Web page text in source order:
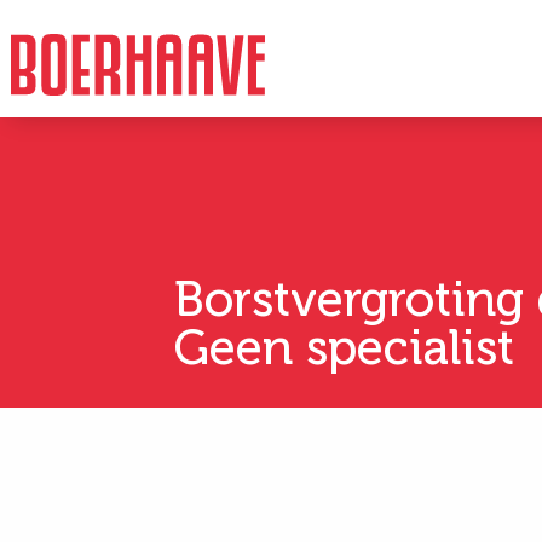
Borstvergroting
Geen specialist